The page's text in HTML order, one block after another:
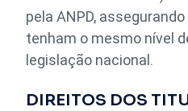
pela ANPD,
tenham o mesmo nível
legislação nacional.
DIREITOS DOS